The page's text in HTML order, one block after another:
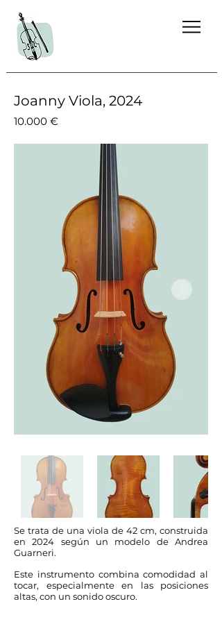
Joanny Viola, 2024
10.000 €
Se trata de una viola de 42 cm, construida
en 2024 según un modelo de Andrea
Guarneri.
Este instrumento combina comodidad al
tocar, especialmente en las posiciones
altas, con un sonido oscuro.